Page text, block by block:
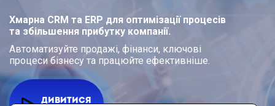
Xмарна CRM та ERP для оптимізації процесів
та збільшення прибутку компанії.
Автоматизуйте продажі, фінанси, ключові
процеси бізнесу та працюйте ефективніше.
ДИВИТИСЯ